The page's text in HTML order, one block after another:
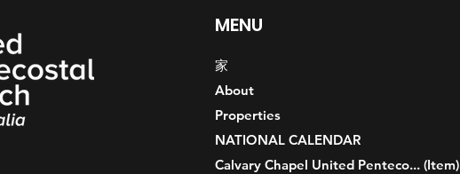
MENU
家
About
Properties
NATIONAL CALENDAR
Calvary Chapel United Penteco... (Item)